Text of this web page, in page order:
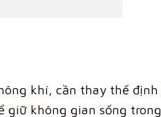
khí, cần thay thế định
giữ không gian sống